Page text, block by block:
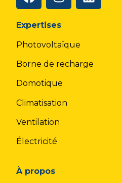
Expertises
Photovoltaïque
Borne de recharge
Domotique
Climatisation
Ventilation
Électricité
À propos